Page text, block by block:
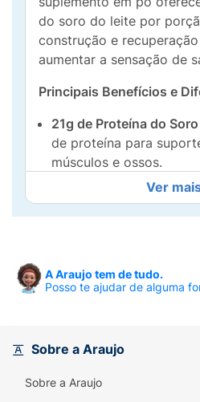
do soro do leite por
construção e
aumentar a sensação de
Principais Benefícios e
21g de Proteína do
de proteína para
músculos e ossos.
Mix de Vitaminas e
com uma poderosa
sistema imunológico e
leite, ou para adicionar
favoritas de shakes e
Versátil e Prático:
Ver
A Araujo tem de tudo.
Posso te ajudar de alguma
Sobre a Araujo
Sobre a Araujo